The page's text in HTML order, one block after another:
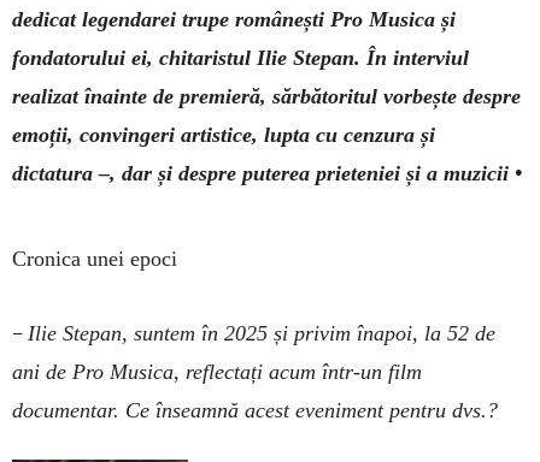
dedicat legendarei trupe românești Pro Musica și
fondatorului ei, chitaristul Ilie Stepan. În interviul
realizat înainte de premieră, sărbătoritul vorbește despre
emoții, convingeri artistice, lupta cu cenzura și
dictatura –, dar și despre puterea prieteniei și a muzicii •
Cronica unei epoci
– Ilie Stepan, suntem în 2025 și privim înapoi, la 52 de
ani de Pro Musica, reflectați acum într-un film
documentar. Ce înseamnă acest eveniment pentru dvs.?